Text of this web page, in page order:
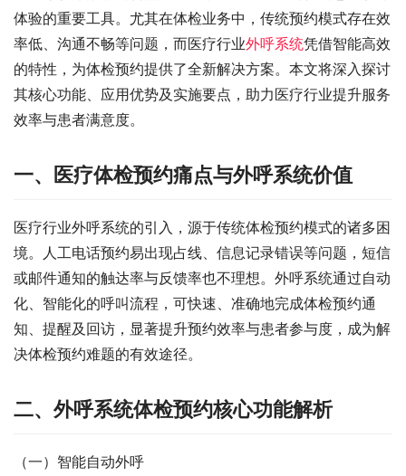
体验的重要工具。尤其在体检业务中，传统预约模式存在效
率低、沟通不畅等问题，而医疗行业外呼系统凭借智能高效
的特性，为体检预约提供了全新解决方案。本文将深入探讨
其核心功能、应用优势及实施要点，助力医疗行业提升服务
效率与患者满意度。​
一、医疗体检预约痛点与外呼系统价值​
医疗行业外呼系统的引入，源于传统体检预约模式的诸多困
境。人工电话预约易出现占线、信息记录错误等问题，短信
或邮件通知的触达率与反馈率也不理想。外呼系统通过自动
化、智能化的呼叫流程，可快速、准确地完成体检预约通
知、提醒及回访，显著提升预约效率与患者参与度，成为解
决体检预约难题的有效途径。​
二、外呼系统体检预约核心功能解析​
（一）智能自动外呼​